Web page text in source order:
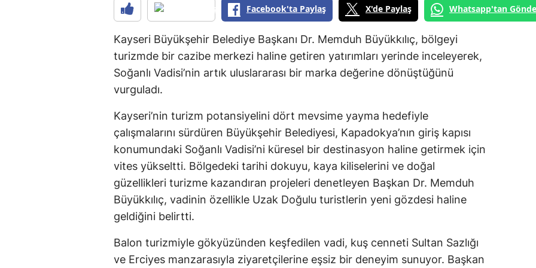
Facebook'ta Paylaş X'de Paylaş Whatsapp'tan
Kayseri Büyükşehir Belediye Başkanı Dr. Memduh Büyükkılıç, bölgeyi
turizmde bir cazibe merkezi haline getiren yatırımları yerinde inceleyerek,
Soğanlı Vadisi’nin artık uluslararası bir marka değerine dönüştüğünü
vurguladı.
Kayseri’nin turizm potansiyelini dört mevsime yayma hedefiyle
çalışmalarını sürdüren Büyükşehir Belediyesi, Kapadokya’nın giriş kapısı
konumundaki Soğanlı Vadisi’ni küresel bir destinasyon haline getirmek için
vites yükseltti. Bölgedeki tarihi dokuyu, kaya kiliselerini ve doğal
güzellikleri turizme kazandıran projeleri denetleyen Başkan Dr. Memduh
Büyükkılıç, vadinin özellikle Uzak Doğulu turistlerin yeni gözdesi haline
geldiğini belirtti.
Balon turizmiyle gökyüzünden keşfedilen vadi, kuş cenneti Sultan Sazlığı
ve Erciyes manzarasıyla ziyaretçilerine eşsiz bir deneyim sunuyor. Başkan